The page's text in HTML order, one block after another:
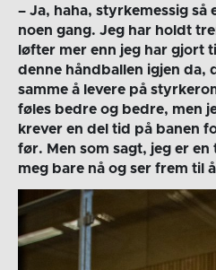
– Ja, haha, styrkemessig så
noen gang. Jeg har holdt
løfter mer enn jeg har gjort
denne håndballen igjen da,
samme å levere på
føles bedre og bedre, men
krever en del tid på banen
før. Men som sagt, jeg er
meg bare nå og ser frem til